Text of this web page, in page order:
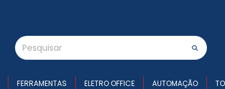
FERRAMENTAS ELETRO OFFICE AUTOMAÇÃO